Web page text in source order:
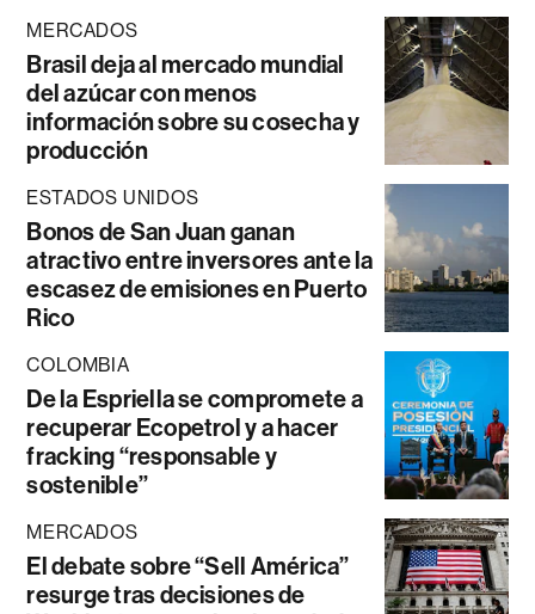
MERCADOS
Brasil deja al mercado mundial
del azúcar con menos
información sobre su cosecha y
producción
ESTADOS UNIDOS
Bonos de San Juan ganan
atractivo entre inversores ante la
escasez de emisiones en Puerto
Rico
COLOMBIA
De la Espriella se compromete a
recuperar Ecopetrol y a hacer
fracking “responsable y
sostenible”
MERCADOS
El debate sobre “Sell América”
resurge tras decisiones de